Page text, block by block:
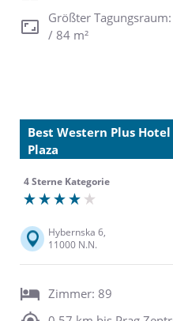
Größter
/ 84 m²
Best Western Plus
Plaza
4 Sterne Kategorie
Hybernska 6,
11000 N.N.
Zimmer: 89